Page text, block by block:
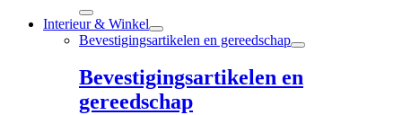
Interieur & Winkel
Bevestigingsartikelen en gereedschap
Bevestigingsartikelen en
gereedschap